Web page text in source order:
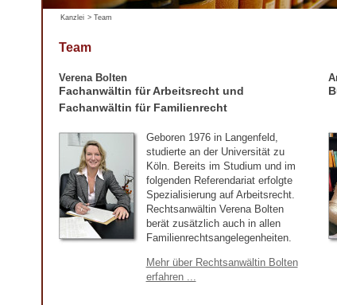
Kanzlei > Team
Team
Verena Bolten
Fachanwältin für Arbeitsrecht und
Fachanwältin für Familienrecht
Geboren 1976 in Langenfeld,
studierte an der Universität zu
Köln. Bereits im Studium und im
folgenden Referendariat erfolgte
Spezialisierung auf Arbeitsrecht.
Rechtsanwältin Verena Bolten
berät zusätzlich auch in allen
Familienrechtsangelegenheiten.
Mehr über Rechtsanwältin Bolten
erfahren ...